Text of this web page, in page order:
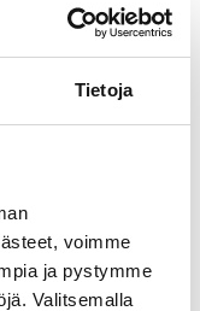
Tietoja
voimme
ja pystymme
Valitsemalla
koulutuspäivän